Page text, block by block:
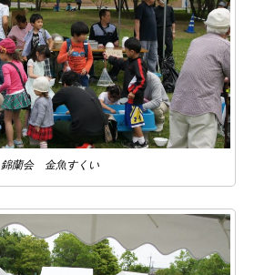
錦蘭会 金魚すくい